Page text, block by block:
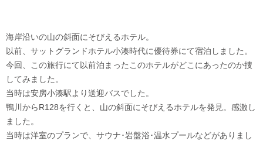
海岸沿いの山の斜面にそびえるホテル。
以前、サットグランドホテル小湊時代に優待券にて宿泊しました。
今回、この旅行にて以前泊まったこのホテルがどこにあったのか捜
してみました。
当時は安房小湊駅より送迎バスでした。
鴨川からR128を行くと、山の斜面にそびえるホテルを発見。感激し
ました。
当時は洋室のプランで、サウナ･岩盤浴･温水プールなどがありまし